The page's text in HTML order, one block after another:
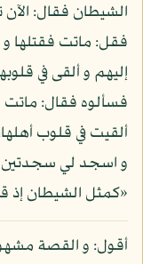
الشيطان فقال: الآن
فقل: ماتت فقتلها
إليهم و ألقى في
فسألوه فقال: ماتت
ألقيت في قلوب
و اسجد لي سجدتين
«كمثل الشيطان إذ
أقول: و القصة